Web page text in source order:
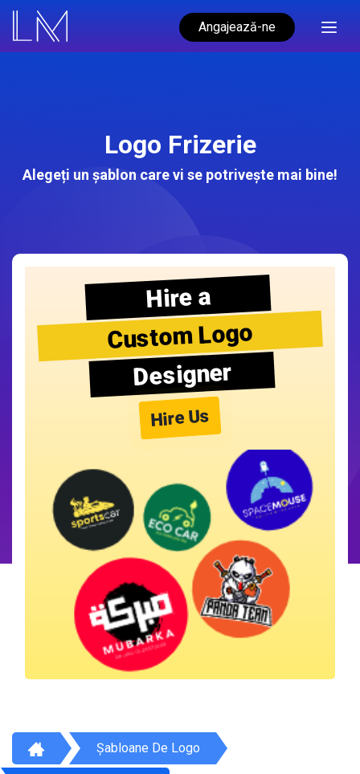
Angajează-ne
Logo Frizerie
Alegeți un șablon care vi se potrivește mai bine!
Hire a
Custom Logo
Designer
Hire Us
Șabloane De Logo